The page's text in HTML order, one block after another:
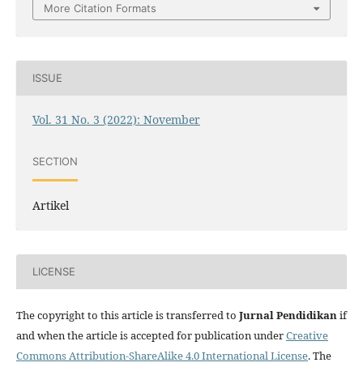
More Citation Formats
ISSUE
Vol. 31 No. 3 (2022): November
SECTION
Artikel
LICENSE
The copyright to this article is transferred to JurnalPendidikanif
and when the article is accepted for publication underCreative
Commons Attribution-ShareAlike 4.0 International License. The